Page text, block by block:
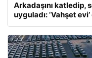
Arkadaşını katledip,
uyguladı: ‘Vahşet